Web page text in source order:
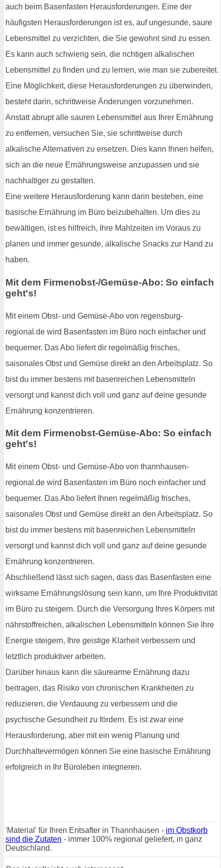
auch beim Basenfasten Herausforderungen. Eine der
häufigsten Herausforderungen ist es, auf ungesunde, saure
Lebensmittel zu verzichten, die Sie gewohnt sind zu essen.
Es kann auch schwierig sein, die richtigen alkalischen
Lebensmittel zu finden und zu lernen, wie man sie zubereitet.
Eine Möglichkeit, diese Herausforderungen zu überwinden,
besteht darin, schrittweise Änderungen vorzunehmen.
Anstatt abrupt alle sauren Lebensmittel aus Ihrer Ernährung
zu entfernen, versuchen Sie, sie schrittweise durch
alkalische Alternativen zu ersetzen. Dies kann Ihnen helfen,
sich an die neue Ernährungsweise anzupassen und sie
nachhaltiger zu gestalten.
Eine weitere Herausforderung kann darin bestehen, eine
basische Ernährung im Büro beizubehalten. Um dies zu
bewältigen, ist es hilfreich, Ihre Mahlzeiten im Voraus zu
planen und immer gesunde, alkalische Snacks zur Hand zu
haben.
Mit dem Firmenobst-/Gemüse-Abo: So einfach
geht's!
Mit einem Obst- und Gemüse-Abo von regensburg-
regional.de wird Basenfasten im Büro noch einfacher und
bequemer. Das Abo liefert dir regelmäßig frisches,
saisonales Obst und Gemüse direkt an den Arbeitsplatz. So
bist du immer bestens mit basenreichen Lebensmitteln
versorgt und kannst dich voll und ganz auf deine gesunde
Ernährung konzentrieren.
Mit dem Firmenobst-Gemüse-Abo: So einfach
geht's!
Mit einem Obst- und Gemüse-Abo von thannhausen-
regional.de wird Basenfasten im Büro noch einfacher und
bequemer. Das Abo liefert Ihnen regelmäßig frisches,
saisonales Obst und Gemüse direkt an den Arbeitsplatz. So
bist du immer bestens mit basenreichen Lebensmitteln
versorgt und kannst dich voll und ganz auf deine gesunde
Ernährung konzentrieren.
Abschließend lässt sich sagen, dass das Basenfasten eine
wirksame Ernährungslösung sein kann, um Ihre Produktivität
im Büro zu steigern. Durch die Versorgung Ihres Körpers mit
nährstoffreichen, alkalischen Lebensmitteln können Sie Ihre
Energie steigern, Ihre geistige Klarheit verbessern und
letztlich produktiver arbeiten.
Darüber hinaus kann die säurearme Ernährung dazu
beitragen, das Risiko von chronischen Krankheiten zu
reduzieren, die Verdauung zu verbessern und die
psychische Gesundheit zu fördern. Es ist zwar eine
Herausforderung, aber mit ein wenig Planung und
Durchhaltevermögen können Sie eine basische Ernährung
erfolgreich in Ihr Büroleben integrieren.
'Material' für Ihren Entsafter in Thannhausen - im Obstkorb
sind die Zutaten - immer 100% regional geliefert, in ganz
Deutschland.